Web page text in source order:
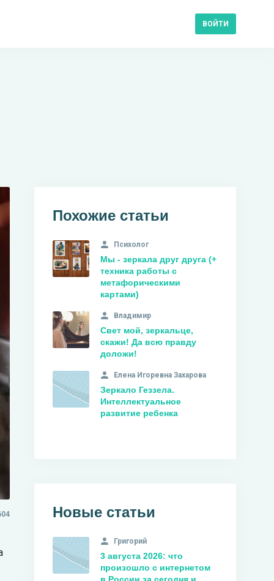
ВОЙТИ
Похожие статьи
Психолог
Мы - зеркала друг друга (+
техника работы с
метафорическими
картами)
Владимир
Свет мой, зеркальце,
скажи! Да всю правду
доложи!
Елена Игоревна Захарова
Зеркало Геззела.
Интеллектуальное
развитие ребенка
Новые статьи
Григорий
3 августа 2026: что
произошло с интернетом